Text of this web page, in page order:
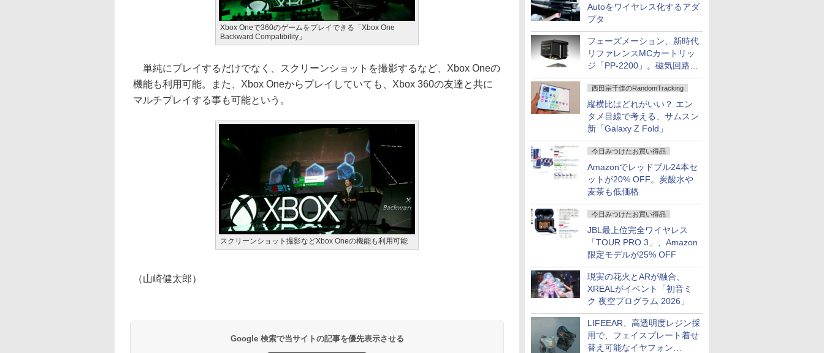
Autoをワイヤレス化するアダ
プタ
フェーズメーション、新時代
リファレンスMCカートリッ
ジ「PP-2200」。磁気回路や
ハウジングを根本から見直し
西田宗千佳のRandomTracking
縦横比はどれがいい？ エン
タメ目線で考える、サムスン
新「Galaxy Z Fold」
今日みつけたお買い得品
Amazonでレッドブル24本セ
ットが20% OFF。炭酸水や
麦茶も低価格
今日みつけたお買い得品
JBL最上位完全ワイヤレス
「TOUR PRO 3」、Amazon
限定モデルが25% OFF
現実の花火とARが融合、
XREALがイベント「初音ミ
ク 夜空プログラム 2026」
LIFEEAR、高透明度レジン採
用で、フェイスプレート着せ
替え可能なイヤフォン
Xbox Oneで360のゲームをプレイできる「Xbox One
Backward Compatibility」
単純にプレイするだけでなく、スクリーンショットを撮影するなど、Xbox Oneの
機能も利用可能。また、Xbox Oneからプレイしていても、Xbox 360の友達と共に
マルチプレイする事も可能という。
スクリーンショット撮影などXbox Oneの機能も利用可能
（山崎健太郎）
Google 検索で当サイトの記事を優先表示させる